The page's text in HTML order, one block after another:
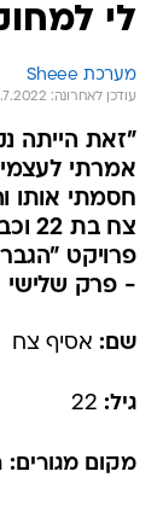
לי
מערכת Sheee
עודכן לאחרונה: 15.7.2022 / 7:58
"זאת הייתה
אמרתי
חסמתי אותו
צח
פרויקט
- פרק שלישי
שם: אסיף צח
גיל:
מקום מגורים: